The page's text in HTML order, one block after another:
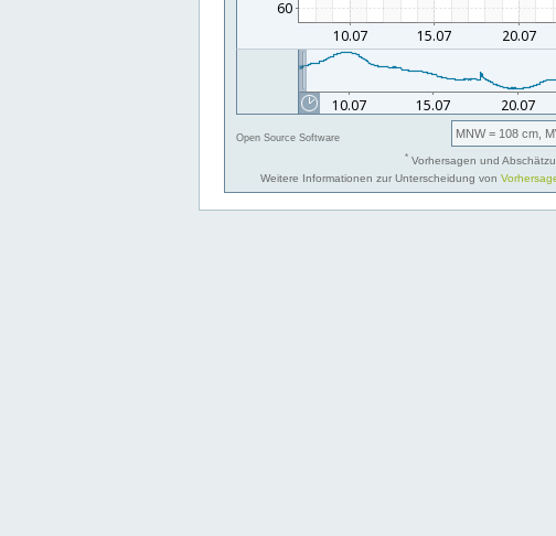
Open Source Software MNW= 108 cm,
* Vorhersagen und
Weitere Informationen zur Unterscheidung von